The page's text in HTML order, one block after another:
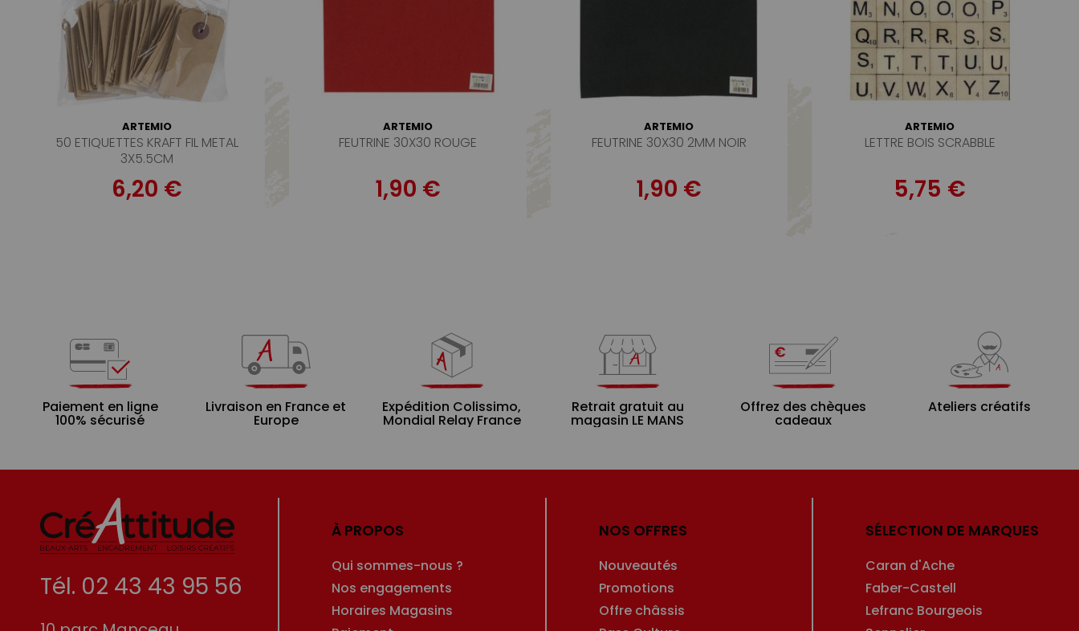
ARTEMIO
50 ETIQUETTES KRAFT FIL METAL
3X5.5CM
6,20 €
ARTEMIO
FEUTRINE 30X30 ROUGE
1,90 €
ARTEMIO
FEUTRINE 30X30 2MM NOIR
1,90 €
ARTEMIO
LETTRE BOIS SCRABBLE
5,75 €
Paiement en ligne
100% sécurisé
Livraison en France et
Europe
Expédition Colissimo,
Mondial Relay France
Retrait gratuit au
magasin LE MANS
Offrez des chèques
cadeaux
Ateliers créatifs
Tél. 02 43 43 95 56
À PROPOS
Qui sommes-nous ?
Nos engagements
Horaires Magasins
NOS OFFRES
Nouveautés
Promotions
Offre châssis
SÉLECTION DE MARQUES
Caran d'Ache
Faber-Castell
Lefranc Bourgeois